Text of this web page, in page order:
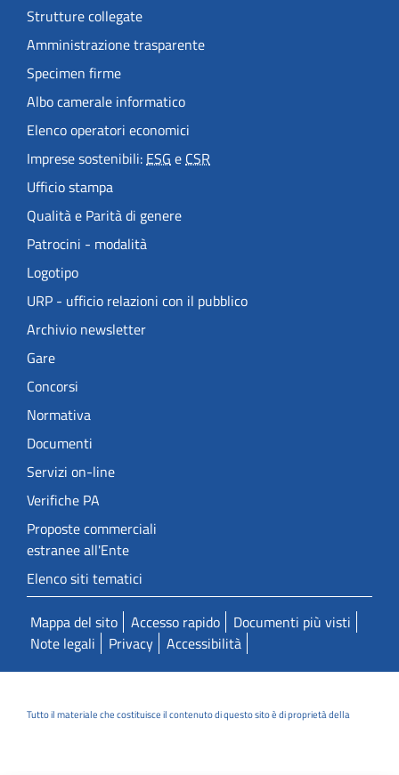
Strutture collegate
Amministrazione trasparente
Specimen firme
Albo camerale informatico
Elenco operatori economici
Imprese sostenibili:ESGeCSR
Ufficio stampa
Qualità e Parità di genere
Patrocini - modalità
Logotipo
URP - ufficio relazioni con il pubblico
Archivio newsletter
Gare
Concorsi
Normativa
Documenti
Servizi on-line
Verifiche PA
Proposte commerciali
estranee all'Ente
Elenco siti tematici
Mappa del sito Accesso rapido
Documenti più visti
Note legali
Privacy Accessibilità
Tutto il materiale che costituisce il contenuto di questo sito è di proprietà della